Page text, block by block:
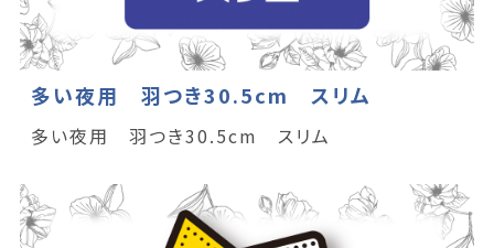
多い夜用 羽つき30.5cm スリム
多い夜用 羽つき30.5cm スリム